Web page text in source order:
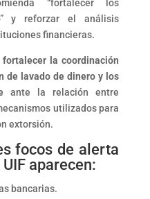
“fortalecer los
y reforzar el análisis
financieras.
fortalecer la coordinación
de lavado de dinero y los
ante la relación entre
utilizados para
extorsión.
focos de alerta
aparecen:
bancarias.